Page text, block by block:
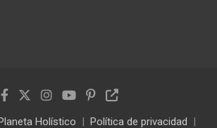
Holístico Política de privacidad